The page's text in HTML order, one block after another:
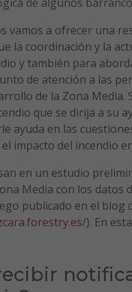
vamos a ofrecer una
la coordinación y la
y también para
de atención a las
de la Zona
que se dirija a su
ayuda en las
impacto del incendio
en un estudio
Media con los datos
publicado en el blog
). En